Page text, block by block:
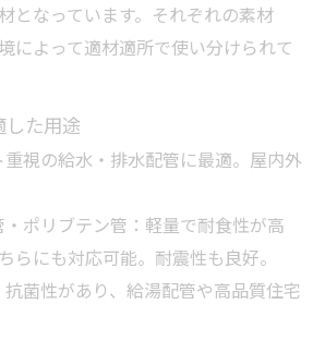
となっています。それぞれの素材
によって適材適所で使い分けられて
た用途
視の給水・排水配管に最適。屋内外
ポリブテン管：軽量で耐食性が高
らにも対応可能。耐震性も良好。
菌性があり、給湯配管や高品質住宅